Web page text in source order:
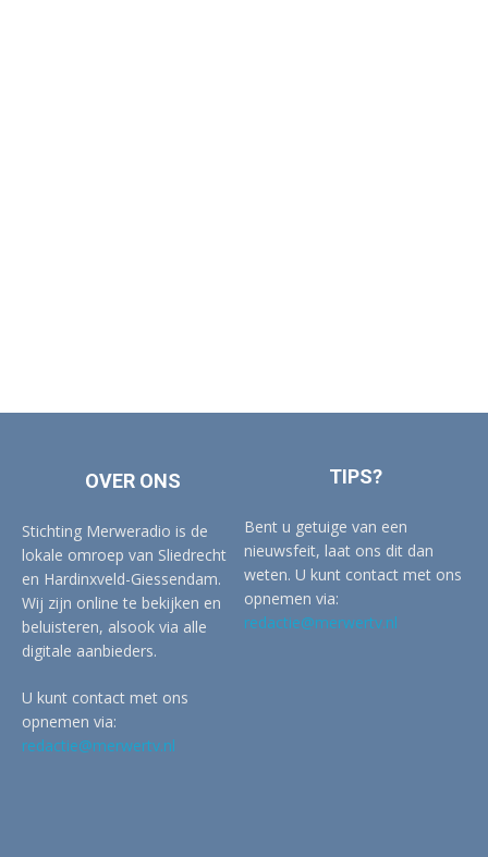
OVER ONS
Stichting Merweradio is de
lokale omroep van Sliedrecht
en Hardinxveld-Giessendam.
Wij zijn online te bekijken en
beluisteren, alsook via alle
digitale aanbieders.
U kunt contact met ons
opnemen via:
redactie@merwertv.nl
TIPS?
Bent u getuige van een
nieuwsfeit, laat ons dit dan
weten. U kunt contact met ons
opnemen via:
redactie@merwertv.nl